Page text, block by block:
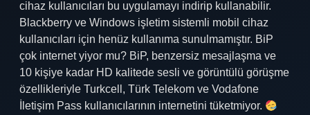
cihaz kullanıcıları bu uygulamayı indirip kullanabilir.
Blackberry ve Windows işletim sistemli mobil cihaz
kullanıcıları için henüz kullanıma sunulmamıştır. BiP
çok internet yiyor mu? BiP, benzersiz mesajlaşma ve
10 kişiye kadar HD kalitede sesli ve görüntülü görüşme
özellikleriyle Turkcell, Türk Telekom ve Vodafone
İletişim Pass kullanıcılarının internetini tüketmiyor.